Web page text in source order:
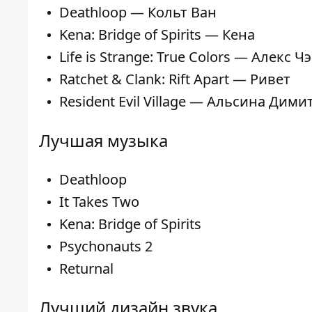
Deathloop — Кольт Ван
Kena: Bridge of Spirits — Кена
Life is Strange: True Colors — Алекс
Ratchet & Clank: Rift Apart — Ривет
Resident Evil Village — Альсина
Лучшая музыка
Deathloop
It Takes Two
Kena: Bridge of Spirits
Psychonauts 2
Returnal
Лучший дизайн звука